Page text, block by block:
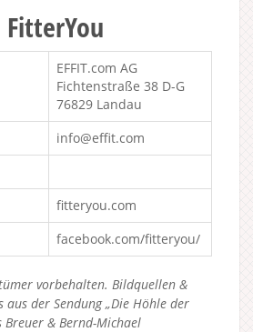
EFFIT.com AG
Fichtenstraße 38 D-G
76829 Landau
info@effit.com
fitteryou.com
facebook.com/fitteryou/
vorbehalten. Bildquellen &
aus der Sendung „Die Höhle der
Breuer & Bernd-Michael